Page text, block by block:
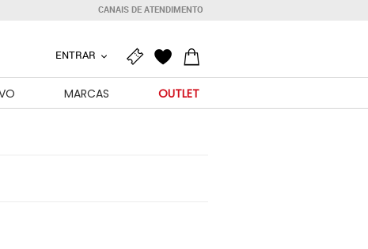
CANAIS DE ATENDIMENTO
ENTRAR
MARCAS OUTLET